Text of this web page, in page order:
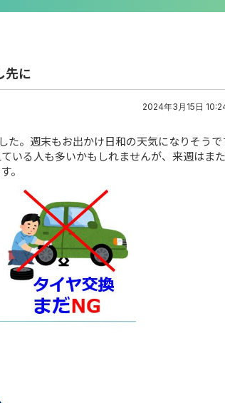
先に
2024年3月15日
た。週末もお出かけ日和の天気になりそうで
いる人も多いかもしれませんが、来週はま
。